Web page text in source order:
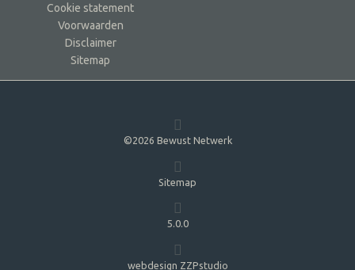
Cookie statement
Voorwaarden
Disclaimer
Sitemap
©2026 Bewust Netwerk
Sitemap
5.0.0
webdesign ZZPstudio